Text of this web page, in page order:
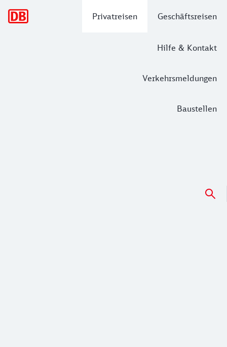
Privatreisen Geschäftsreisen
Hilfe & Kontakt
Verkehrsmeldungen
Baustellen